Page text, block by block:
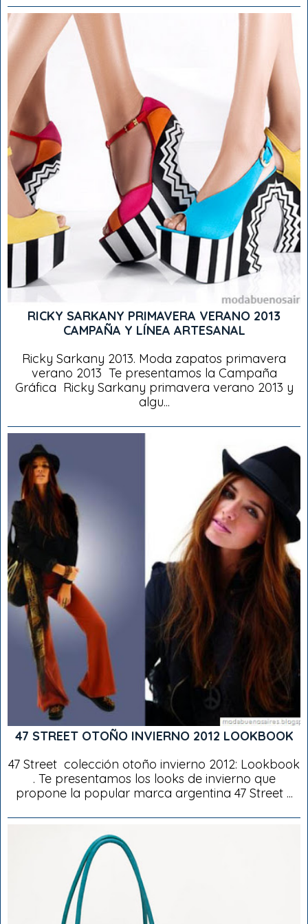
RICKY SARKANY PRIMAVERA VERANO 2013
CAMPAÑA Y LÍNEA ARTESANAL
Ricky Sarkany 2013. Moda zapatos primavera
verano 2013 Te presentamos la Campaña
Gráfica Ricky Sarkany primavera verano 2013 y
algu...
47 STREET OTOÑO INVIERNO 2012 LOOKBOOK
47 Street colección otoño invierno 2012: Lookbook
. Te presentamos los looks de invierno que
propone la popular marca argentina 47 Street ...